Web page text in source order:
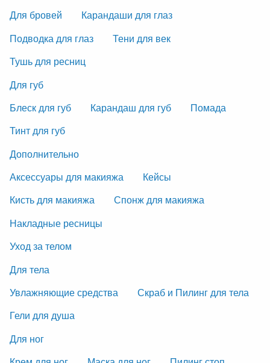
Для бровей
Карандаши для глаз
Подводка для глаз
Тени для век
Тушь для ресниц
Для губ
Блеск для губ
Карандаш для губ
Помада
Тинт для губ
Дополнительно
Аксессуары для макияжа
Кейсы
Кисть для макияжа
Спонж для макияжа
Накладные ресницы
Уход за телом
Для тела
Увлажняющие средства
Скраб и Пилинг для тела
Гели для душа
Для ног